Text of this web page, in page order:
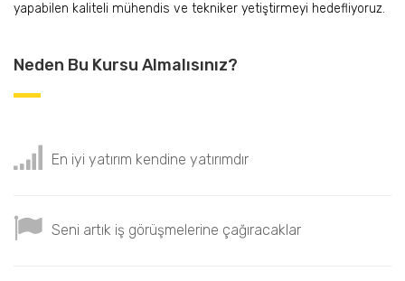
yapabilen kaliteli mühendis ve tekniker yetiştirmeyi hedefliyoruz.
Neden Bu Kursu Almalısınız?
En iyi yatırım kendine yatırımdır
Seni artık iş görüşmelerine çağıracaklar